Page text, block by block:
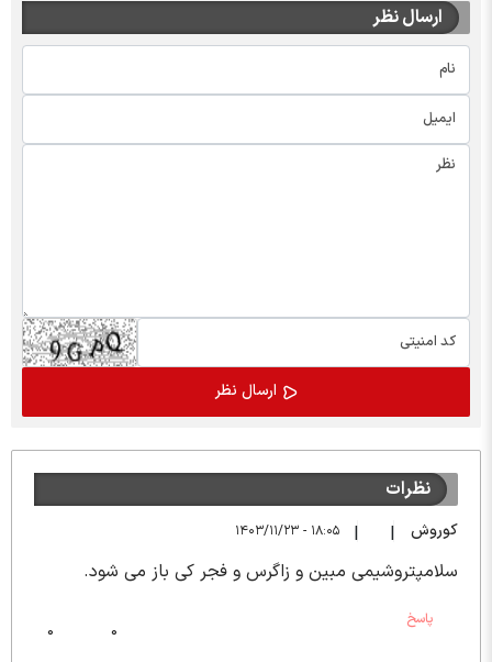
ارسال نظر
نظرات
کوروش |
| ۱۸:۰۵ - ۱۴۰۳/۱۱/۲۳
سلامپتروشیمی مبین و زاگرس و فجر کی باز می شود.
پاسخ
0
0